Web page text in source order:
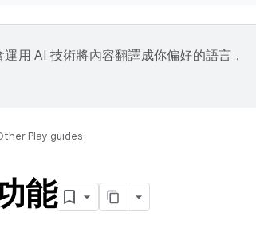
用 AI 技術將內容翻譯成你偏好的語言，
Play guides
能